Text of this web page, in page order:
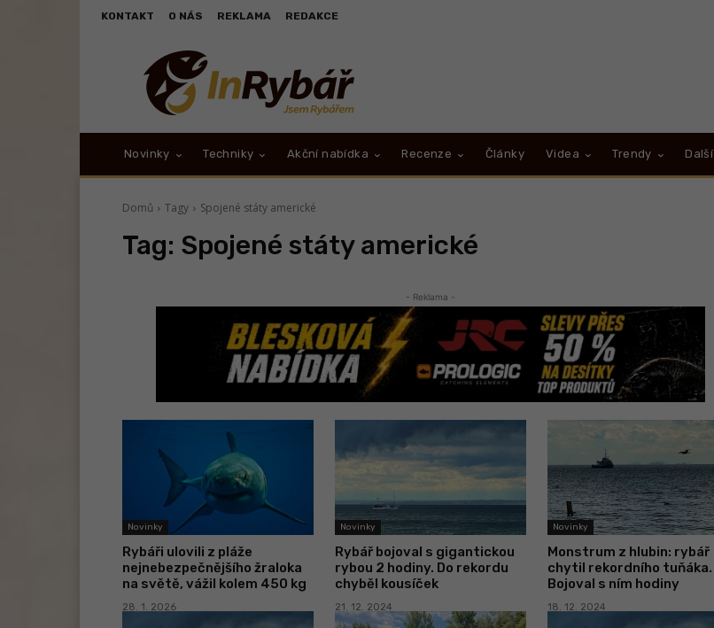
KONTAKT O NÁS REKLAMA REDAKCE
Novinky Techniky Akční nabídka Recenze Články Videa Trendy Další
Domů Tagy Spojené státy americké
Tag: Spojené státy americké
- Reklama -
Novinky
Rybáři ulovili z pláže
nejnebezpečnějšího žraloka
na světě, vážil kolem 450 kg
28. 1. 2026
Novinky
Rybář bojoval s gigantickou
rybou 2 hodiny. Do rekordu
chyběl kousíček
21. 12. 2024
Novinky
Monstrum z hlubin: rybář
chytil rekordního tuňáka.
Bojoval s ním hodiny
18. 12. 2024